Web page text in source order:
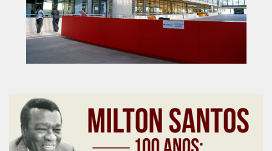
CSA
Acadêmico
Serviço de Apoio ao Ensino
Concurso Docente
Licitações e Contratos
Abertas
Encerradas